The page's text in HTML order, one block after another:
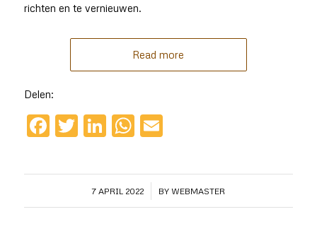
richten en te vernieuwen.
Read more
Delen:
Facebook
Twitter
LinkedIn
WhatsApp
Email
7 APRIL 2022
/ BY WEBMASTER